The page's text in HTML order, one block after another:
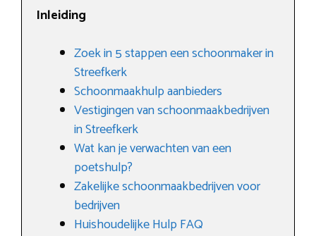
Inleiding
Zoek in 5 stappen een schoonmaker in
Streefkerk
Schoonmaakhulp aanbieders
Vestigingen van schoonmaakbedrijven
in Streefkerk
Wat kan je verwachten van een
poetshulp?
Zakelijke schoonmaakbedrijven voor
bedrijven
Huishoudelijke Hulp FAQ